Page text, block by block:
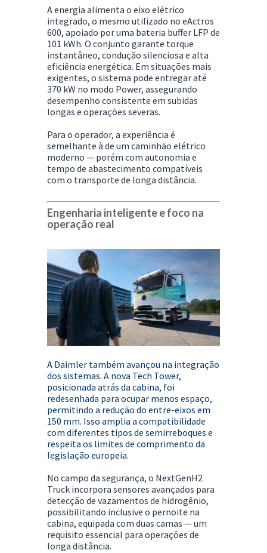
A energia alimenta o eixo elétrico
integrado, o mesmo utilizado no eActros
600, apoiado por uma bateria buffer LFP de
101 kWh. O conjunto garante torque
instantâneo, condução silenciosa e alta
eficiência energética. Em situações mais
exigentes, o sistema pode entregar até
370 kW no modo Power, assegurando
desempenho consistente em subidas
longas e operações severas.
Para o operador, a experiência é
semelhante à de um caminhão elétrico
moderno — porém com autonomia e
tempo de abastecimento compatíveis
com o transporte de longa distância.
Engenharia inteligente e foco na
operação real
A Daimler também avançou na integração
dos sistemas. A nova Tech Tower,
posicionada atrás da cabina, foi
redesenhada para ocupar menos espaço,
permitindo a redução do entre-eixos em
150 mm. Isso amplia a compatibilidade
com diferentes tipos de semirreboques e
respeita os limites de comprimento da
legislação europeia.
No campo da segurança, o NextGenH2
Truck incorpora sensores avançados para
detecção de vazamentos de hidrogênio,
possibilitando inclusive o pernoite na
cabina, equipada com duas camas — um
requisito essencial para operações de
longa distância.